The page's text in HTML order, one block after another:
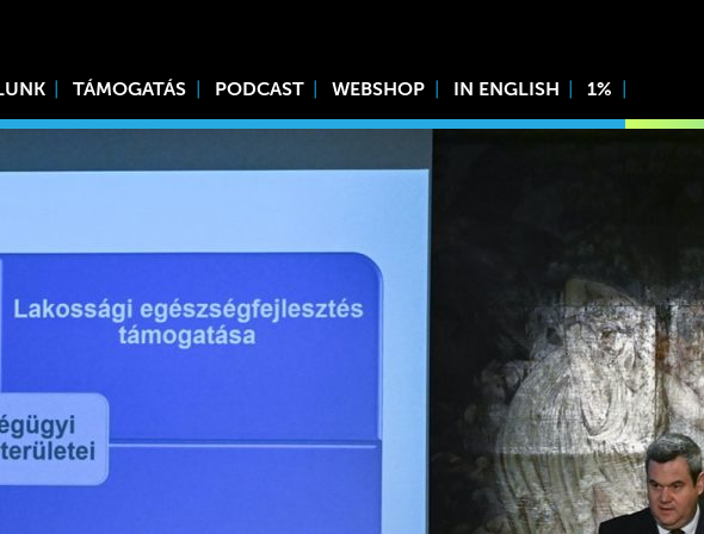
TÁMOGATÁS PODCAST WEBSHOP IN ENGLISH 1%